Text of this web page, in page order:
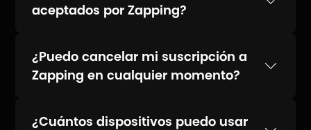
aceptados por Zapping?
¿Puedo cancelar mi suscripción a
Zapping en cualquier momento?
¿Cuántos dispositivos puedo usar